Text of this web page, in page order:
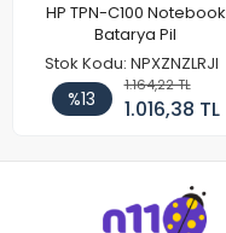
HP TPN-C100 Notebook
Batarya Pil
Stok Kodu: NPXZNZLRJI
%13
1.164,22 TL
1.016,38 TL